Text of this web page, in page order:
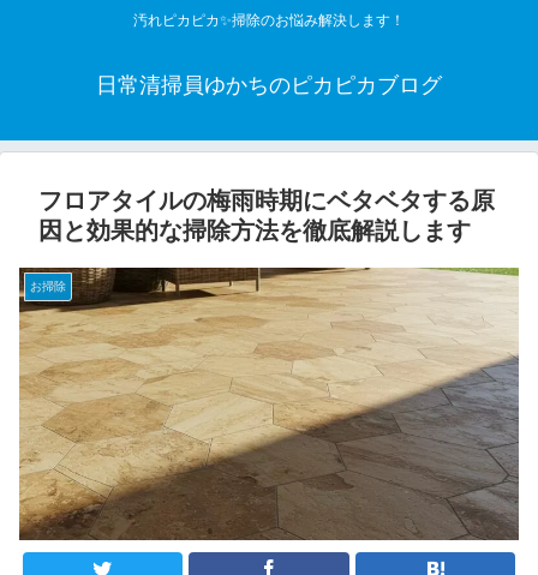
汚れピカピカ✨掃除のお悩み解決します！
日常清掃員ゆかちのピカピカブログ
フロアタイルの梅雨時期にベタベタする原
因と効果的な掃除方法を徹底解説します
お掃除